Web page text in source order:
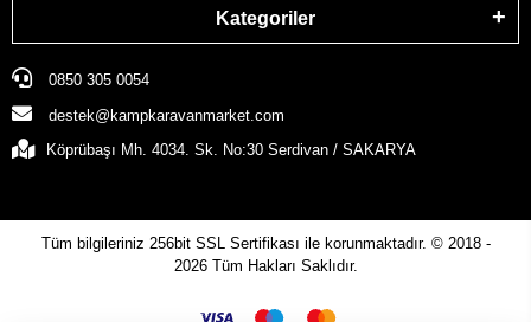
Kategoriler
0850 305 0054
destek@kampkaravanmarket.com
Köprübaşı Mh. 4034. Sk. No:30 Serdivan / SAKARYA
Tüm bilgileriniz 256bit SSL Sertifikası ile korunmaktadır. © 2018 -
2026 Tüm Hakları Saklıdır.